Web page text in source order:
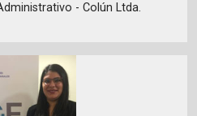
- Colún Ltda.